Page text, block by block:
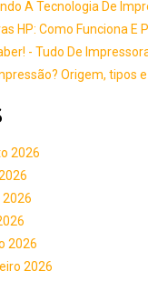
A Tecnologia De
HP: Como Funciona E
- Tudo De
Origem, tipos
2026
2026
2026
2026